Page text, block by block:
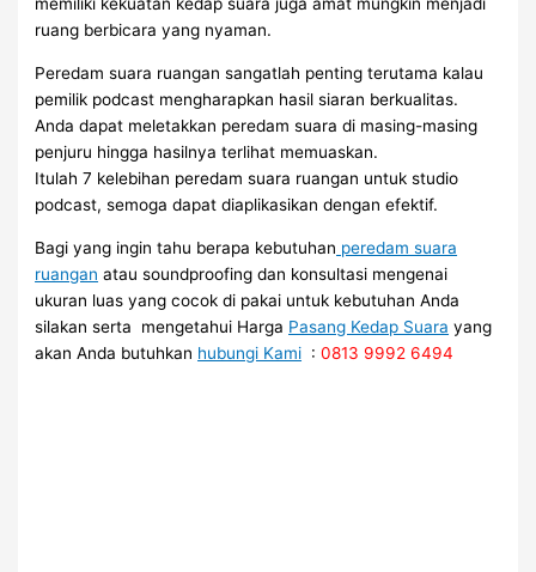
memiliki kekuatan kedap suara juga amat mungkin menjadi
ruang berbicara yang nyaman.
Peredam suara ruangan sangatlah penting terutama kalau
pemilik podcast mengharapkan hasil siaran berkualitas.
Anda dapat meletakkan peredam suara di masing-masing
penjuru hingga hasilnya terlihat memuaskan.
Itulah 7 kelebihan peredam suara ruangan untuk studio
podcast, semoga dapat diaplikasikan dengan efektif.
Bagi yang ingin tahu berapa kebutuhan peredam suara
ruangan atau soundproofing dan konsultasi mengenai
ukuran luas yang cocok di pakai untuk kebutuhan Anda
silakan serta mengetahui Harga Pasang Kedap Suara yang
akan Anda butuhkan hubungi Kami :0813 9992 6494